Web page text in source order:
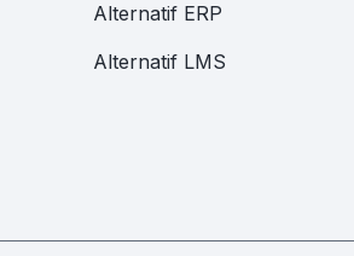
Alternatif ERP
Alternatif LMS